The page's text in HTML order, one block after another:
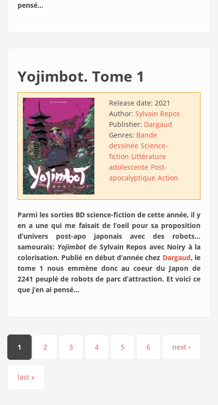
pensé…
Yojimbot. Tome 1
Release date: 2021
Author: Sylvain Repos
Publisher: Dargaud
Genres: Bande
dessinée Science-
fiction Littérature
adolescente Post-
apocalyptique Action
Parmi les sorties BD science-fiction de cette année, il y
en a une qui me faisait de l’oeil pour sa proposition
d’univers post-apo japonais avec des robots…
samouraïs: Yojimbotde Sylvain Repos avec Noiry à la
colorisation. Publié en début d’année chez Dargaud, le
tome 1 nous emmène donc au coeur du Japon de
2241 peuplé de robots de parc d’attraction. Et voici ce
que j’en ai pensé…
Pages
1 2 3 4 5 6 next ›
last »